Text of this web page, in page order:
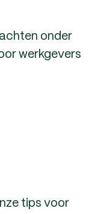
onder
werkgevers
tips voor